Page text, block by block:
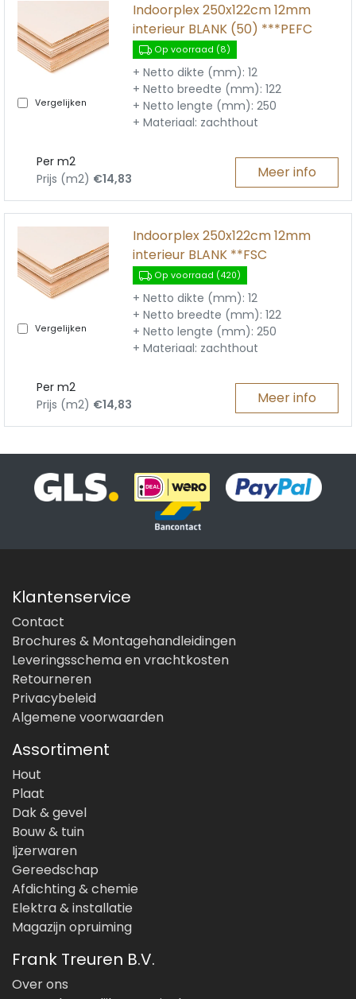
Vergelijken
Indoorplex 250x122cm 12mm
interieur BLANK (50) ***PEFC
Op voorraad (8)
+ Netto dikte (mm): 12
+ Netto breedte (mm): 122
+ Netto lengte (mm): 250
+ Materiaal: zachthout
Per m2
Prijs (m2) €14,83 Meer info
Vergelijken
Indoorplex 250x122cm 12mm
interieur BLANK **FSC
Op voorraad (420)
+ Netto dikte (mm): 12
+ Netto breedte (mm): 122
+ Netto lengte (mm): 250
+ Materiaal: zachthout
Per m2
Prijs (m2) €14,83 Meer info
Klantenservice
Contact
Brochures & Montagehandleidingen
Leveringsschema en vrachtkosten
Retourneren
Privacybeleid
Algemene voorwaarden
Assortiment
Hout
Plaat
Dak & gevel
Bouw & tuin
Ijzerwaren
Gereedschap
Afdichting & chemie
Elektra & installatie
Magazijn opruiming
Frank Treuren B.V.
Over ons